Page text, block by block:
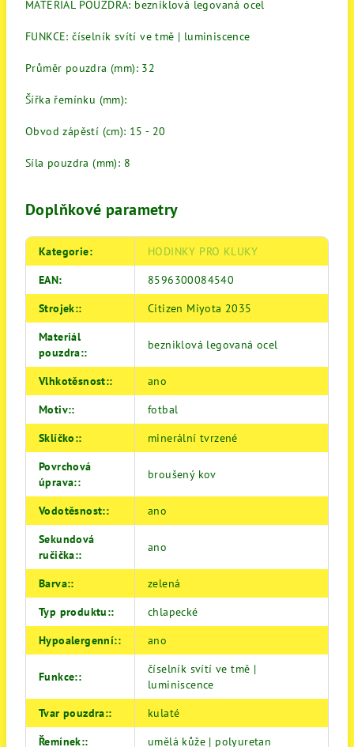
MATERIÁL POUZDRA: bezniklová legovaná ocel
FUNKCE: číselník svítí ve tmě | luminiscence
Průměr pouzdra (mm): 32
Šířka řemínku (mm):
Obvod zápěstí (cm): 15 - 20
Síla pouzdra (mm): 8
Doplňkové parametry
Kategorie:
HODINKY PRO KLUKY
EAN:
8596300084540
Strojek::
Citizen Miyota 2035
Materiál
pouzdra::
bezniklová legovaná ocel
Vlhkotěsnost::
ano
Motiv::
fotbal
Sklíčko::
minerální tvrzené
Povrchová
úprava::
broušený kov
Vodotěsnost::
ano
Sekundová
ručička::
ano
Barva::
zelená
Typ produktu::
chlapecké
Hypoalergenní:: ano
Funkce::
číselník svítí ve tmě |
luminiscence
Tvar pouzdra::
kulaté
Řemínek:: umělá kůže | polyuretan